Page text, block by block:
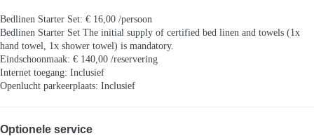
Bedlinen Starter Set: € 16,00 /persoon
Bedlinen Starter Set The initial supply of certified bed linen and towels (1x
hand towel, 1x shower towel) is mandatory.
Eindschoonmaak: € 140,00 /reservering
Internet toegang: Inclusief
Openlucht parkeerplaats: Inclusief
Optionele service